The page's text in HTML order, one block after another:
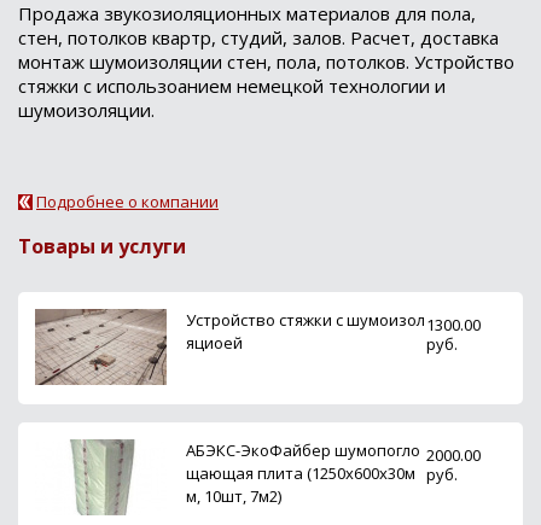
Продажа звукозиоляционных материалов для пола,
стен, потолков квартр, студий, залов. Расчет, доставка
монтаж шумоизоляции стен, пола, потолков. Устройство
стяжки с использоанием немецкой технологии и
шумоизоляции.
Подробнее о компании
Товары и услуги
Устройство стяжки с шумоизол
яциоей
1300.00
руб.
АБЭКС-ЭкоФайбер шумопогло
щающая плита (1250х600х30м
м, 10шт, 7м2)
2000.00
руб.